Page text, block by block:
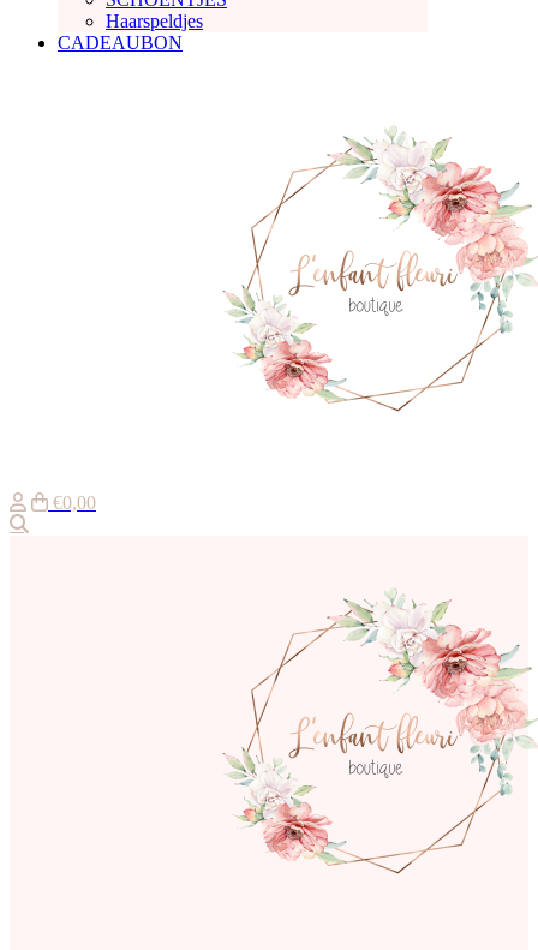
Haarspeldjes
CADEAUBON
€0,00